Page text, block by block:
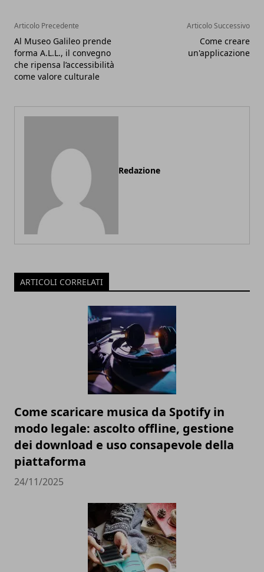
Articolo Precedente
Al Museo Galileo prende
forma A.L.L., il convegno
che ripensa l’accessibilità
come valore culturale
Articolo Successivo
Come creare
un'applicazione
Redazione
ARTICOLI CORRELATI
Come scaricare musica da Spotify in
modo legale: ascolto offline, gestione
dei download e uso consapevole della
piattaforma
24/11/2025